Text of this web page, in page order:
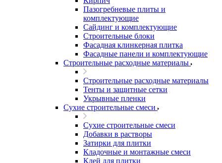
Пазогребневые плиты и
комплектующие
Сайдинг и комплектующие
Строительные блоки
Фасадная клинкерная плитка
Фасадные панели и комплектующие
Строительные расходные материалы
Строительные расходные материалы
Тенты и защитные сетки
Укрывные пленки
Сухие строительные смеси
Сухие строительные смеси
Добавки в растворы
Затирки для плитки
Кладочные и монтажные смеси
Клей для плитки